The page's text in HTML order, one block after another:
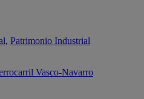
, Patrimonio Industrial
Vasco-Navarro